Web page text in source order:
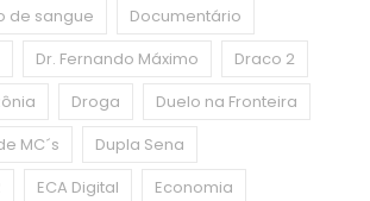
de sangue
Documentário
Dr. Fernando Máximo
Draco 2
Droga
Duelo na Fronteira
MC´s
Dupla Sena
ECA Digital
Economia